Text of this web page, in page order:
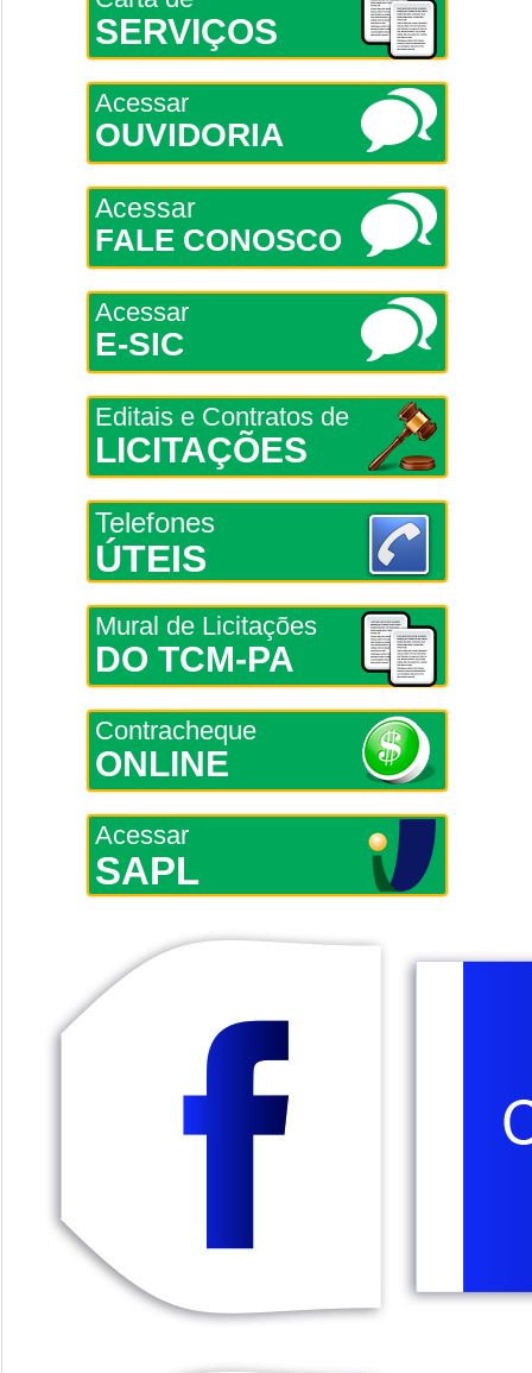
SERVIÇOS
Acessar
OUVIDORIA
Acessar
FALE CONOSCO
Acessar
E-SIC
Editais e Contratos de
LICITAÇÕES
Telefones
ÚTEIS
Mural de Licitações
DO TCM-PA
Contracheque
ONLINE
Acessar
SAPL